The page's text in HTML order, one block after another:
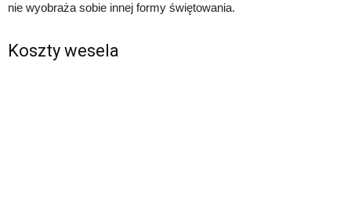
nie wyobraża sobie innej formy świętowania.
Koszty wesela